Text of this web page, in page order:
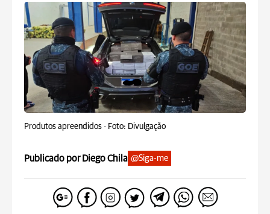
Produtos apreendidos - Foto: Divulgação
Publicado por Diego Chila @Siga-me